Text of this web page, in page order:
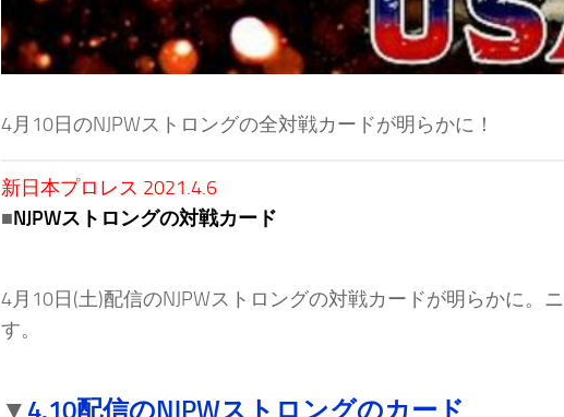
4月10日のNJPWストロングの全対戦カードが明らかに！
新日本プロレス 2021.4.6
■NJPWストロングの対戦カード
4月10日(土)配信のNJPWストロングの対戦カードが明らかに。
す。
▼ 4.10配信のNJPWストロングのカード